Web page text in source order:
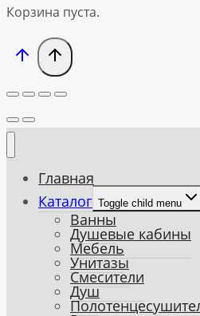
Корзина пуста.
Главная
Каталог Toggle child menu
Ванны
Душевые кабины
Мебель
Унитазы
Смесители
Душ